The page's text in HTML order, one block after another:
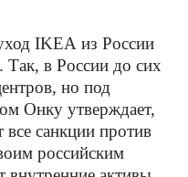
IKEA из России
в России до сих
но под
Онку утверждает,
все санкции против
российским